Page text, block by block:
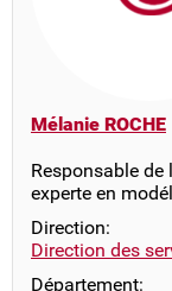
Mélanie ROCHE
Responsable
experte en
Direction:
Direction des
Département: